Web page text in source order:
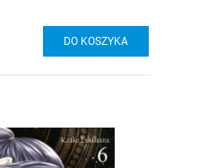
DO KOSZYKA